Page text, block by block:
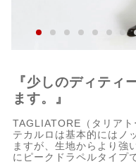
『少しのディティ
ます。』
TAGLIATORE（タリア
テカルロは基本的にはノ
ますが、生地からより強
にピークドラペルタイプ